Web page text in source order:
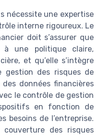
nécessite une expertise
interne rigoureux. Le
doit s’assurer que
à une politique claire,
et qu’elle s’intègre
gestion des risques de
données financières
le contrôle de gestion
en fonction de
besoins de l’entreprise.
des risques